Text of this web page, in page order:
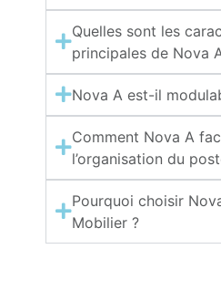
Quelles sont les
principales de Nova
Nova A est-il
Comment Nova A
l’organisation du
Pourquoi choisir
Mobilier ?